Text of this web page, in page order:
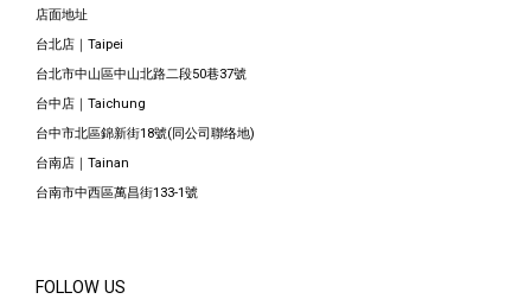
店面地址
台北店｜Taipei
台北市中山區中山北路二段50巷37號
台中店｜Taichung
台中市北區錦新街18號(同公司聯络地)
台南店｜Tainan
台南市中西區萬昌街133-1號
FOLLOW US